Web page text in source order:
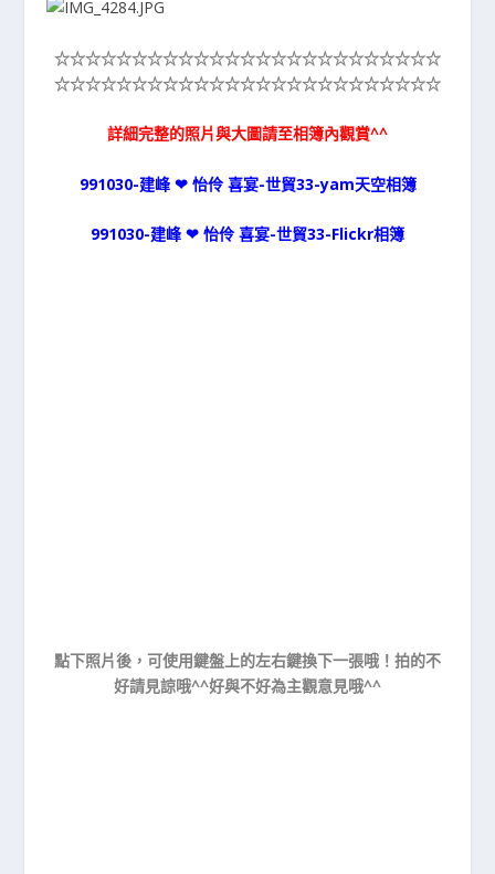
☆☆☆☆☆☆☆☆☆☆☆☆☆☆☆☆☆☆☆☆☆☆☆☆☆
☆☆☆☆☆☆☆☆☆☆☆☆☆☆☆☆☆☆☆☆☆☆☆☆☆
詳細完整的照片與大圖請至相簿內觀賞^^
991030-建峰 ❤ 怡伶 喜宴-世貿33-yam天空相簿
991030-建峰 ❤ 怡伶 喜宴-世貿33-Flickr相簿
點下照片後，可使用鍵盤上的左右鍵換下一張哦！拍的不
好請見諒哦^^好與不好為主觀意見哦^^